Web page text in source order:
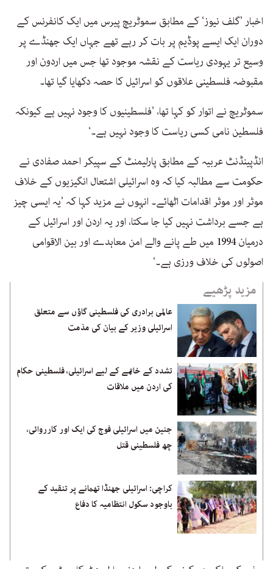
اخبار ’گلف نیوز‘ کے مطابق سموٹریچ پیرس میں ایک کانفرنس کے
دوران ایک ایسے پوڈیم پر بات کر رہے تھے جہاں ایک جھنڈے پر
وسیع تر یہودی ریاست کے نقشہ موجود تھا جس میں اردون اور
مقبوضہ فلسطینی علاقوں کو اسرائیل کا حصہ دکھایا گیا تھا۔
سموٹریچ نے اتوار کو کہا تھا، ’فلسطینیوں کا وجود نہیں ہے کیونکہ
فلسطین نامی کسی ریاست کا وجود نہیں ہے۔‘
انڈپینڈنٹ عربیہ کے مطابق پارلیمنٹ کے سپیکر احمد صفادی نے
حکومت سے مطالبہ کیا کہ وہ اسرائیلی اشتعال انگیزیوں کے خلاف
موثر اور موثر اقدامات اٹھائے۔ انہوں نے مزید کہا کہ ’یہ ایسی چیز
ہے جسے برداشت نہیں کیا جا سکتا، اور یہ اردن اور اسرائیل کے
درمیان 1994 میں طے پانے والے امن معاہدے اور بین الاقوامی
اصولوں کی خلاف ورزی ہے۔‘
مزید پڑھیے
عالمی برادری کی فلسطینی گاؤں سے متعلق
اسرائیلی وزیر کے بیان کی مذمت
تشدد کے خاتمے کے لیے اسرائیلی، فلسطینی حکام
کی اردن میں ملاقات
جنین میں اسرائیلی فوج کی ایک اور کارروائی،
چھ فلسطینی قتل
کراچی: اسرائیلی جھنڈا تھمانے پر تنقید کے
باوجود سکول انتظامیہ کا دفاع